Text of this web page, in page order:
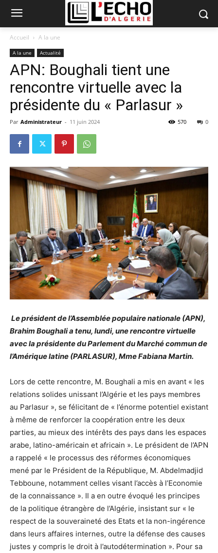
Accueil A la une
A la une Actualité
APN: Boughali tient une
rencontre virtuelle avec la
présidente du « Parlasur »
Par Administrateur - 11 juin 2024 0
570
Le président de l’Assemblée populaire nationale (APN),
Brahim Boughali a tenu, lundi, une rencontre virtuelle
avec la présidente du Parlement du Marché commun de
l’Amérique latine (PARLASUR), Mme Fabiana Martin.
Lors de cette rencontre, M. Boughali a mis en avant « les
relations solides unissant l’Algérie et les pays membres
au Parlasur », se félicitant de « l’énorme potentiel existant
à même de renforcer la coopération entre les deux
parties, au mieux des intérêts des pays dans les espaces
arabe, latino-américain et africain ». Le président de l’APN
a rappelé « le processus des réformes économiques
mené par le Président de la République, M. Abdelmadjid
Tebboune, notamment celles visant l’accès à l’Economie
de la connaissance ». Il a en outre évoqué les principes
de la politique étrangère de l’Algérie, insistant sur « le
respect de la souveraineté des Etats et la non-ingérence
dans leurs affaires internes, outre la défense des causes
justes y compris le droit à l’autodétermination ». Pour sa